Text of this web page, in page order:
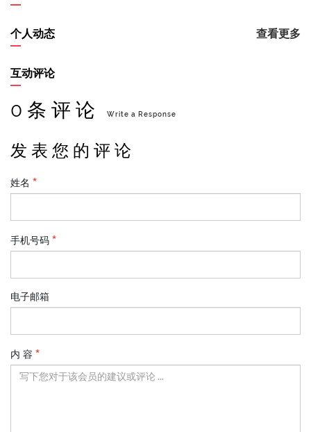
个人动态 查看更多
互动评论
0 条 评 论 Write a Response
发 表 您 的 评 论
姓名
手机号码
电子邮箱
内 容